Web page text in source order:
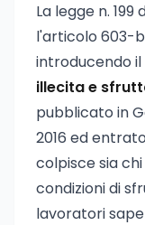
La legge n.
l'articolo 603-
introducendo
illecita e
pubblicato in
2016 ed
colpisce sia
condizioni di
lavoratori